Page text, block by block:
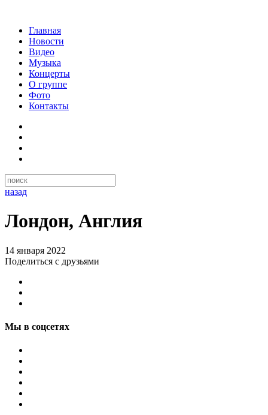
Главная
Новости
Видео
Музыка
Концерты
О группе
Фото
Контакты
назад
Лондон, Англия
14 января 2022
Поделиться с друзьями
Мы в соцсетях